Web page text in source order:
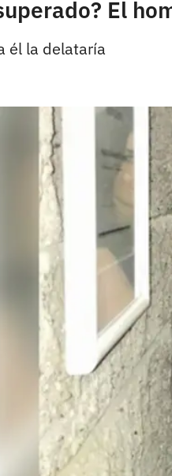
El
él la delataría